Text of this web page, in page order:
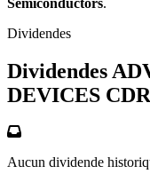
Dividendes
Dividendes
DEVICES
Aucun dividende